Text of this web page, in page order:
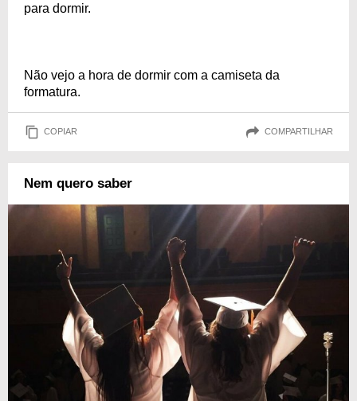
para dormir.
Não vejo a hora de dormir com a camiseta da
formatura.
COPIAR COMPARTILHAR
Nem quero saber